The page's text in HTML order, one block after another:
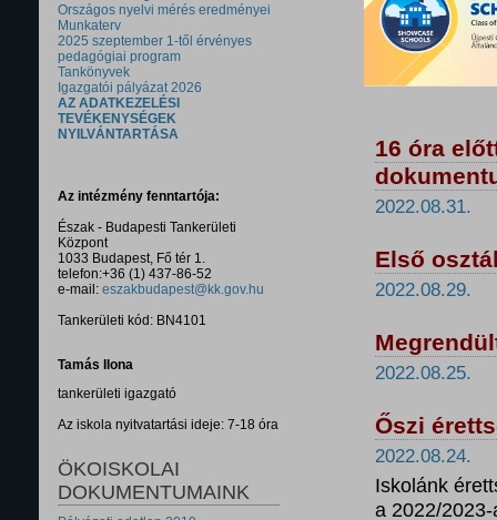
Országos nyelvi mérés eredményei
Munkaterv
2025 szeptember 1-től érvényes
pedagógiai program
Tankönyvek
Igazgatói pályázat 2026
AZ ADATKEZELÉSI
TEVÉKENYSÉGEK
NYILVÁNTARTÁSA
Az intézmény fenntartója:
Észak - Budapesti Tankerületi
Központ
1033 Budapest, Fő tér 1.
telefon:+36 (1) 437-86-52
e-mail: eszakbudapest@kk.gov.hu
Tankerületi kód: BN4101
Tamás Ilona
tankerületi igazgató
Az iskola nyitvatartási ideje: 7-18 óra
ÖKOISKOLAI
DOKUMENTUMAINK
16 óra
2022.08.31.
Első
2022.08.29.
2022.08.25.
Őszi
2022.08.24.
Iskolánk
a 2022/